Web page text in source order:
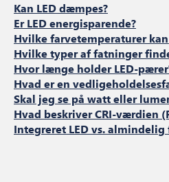
Kan LED dæmpes?
Er LED energisparende?
Hvilke farvetemperaturer kan
Hvilke typer af fatninger
Hvor længe holder LED-
Hvad er en
Skal jeg se på watt eller
Hvad beskriver CRI-værdien
Integreret LED vs.